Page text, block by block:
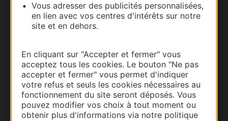
Vous adresser des publicités personnalisées,
en lien avec vos centres d'intérêts sur notre
site et en dehors.
En cliquant sur "Accepter et fermer" vous
acceptez tous les cookies. Le bouton "Ne pas
accepter et fermer" vous permet d'indiquer
votre refus et seuls les cookies nécessaires au
fonctionnement du site seront déposés. Vous
pouvez modifier vos choix à tout moment ou
obtenir plus d'informations via notre politique
Thermalisme
Business/Mice
Pros d'Occitanie